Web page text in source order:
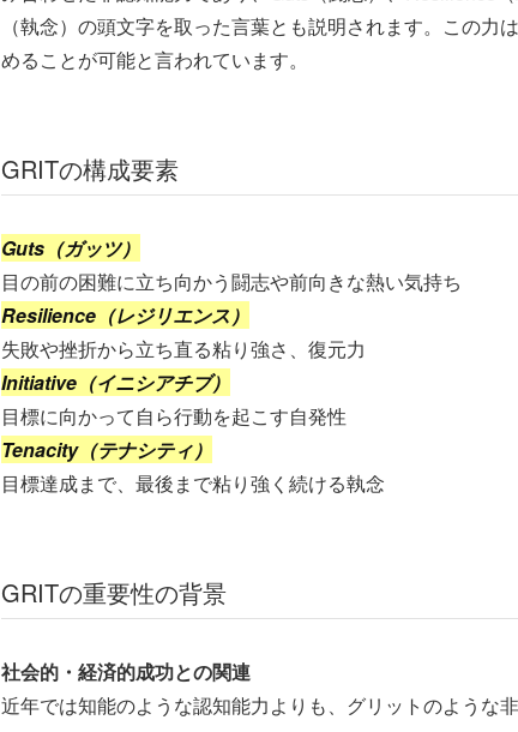
（執念）の頭文字を取った言葉とも説明されます。この
めることが可能と言われています。
GRITの構成要素
Guts（ガッツ）
目の前の困難に立ち向かう闘志や前向きな熱い気持ち
Resilience（レジリエンス）
失敗や挫折から立ち直る粘り強さ、復元力
Initiative（イニシアチブ）
目標に向かって自ら行動を起こす自発性
Tenacity（テナシティ）
目標達成まで、最後まで粘り強く続ける執念
GRITの重要性の背景
社会的・経済的成功との関連
近年では知能のような認知能力よりも、グリットのような